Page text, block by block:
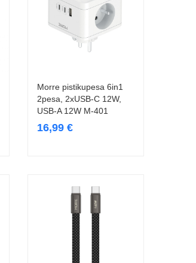
Lisa korvi
Morre pistikupesa 6in1
2pesa, 2xUSB-C 12W,
USB-A 12W M-401
16,99 €